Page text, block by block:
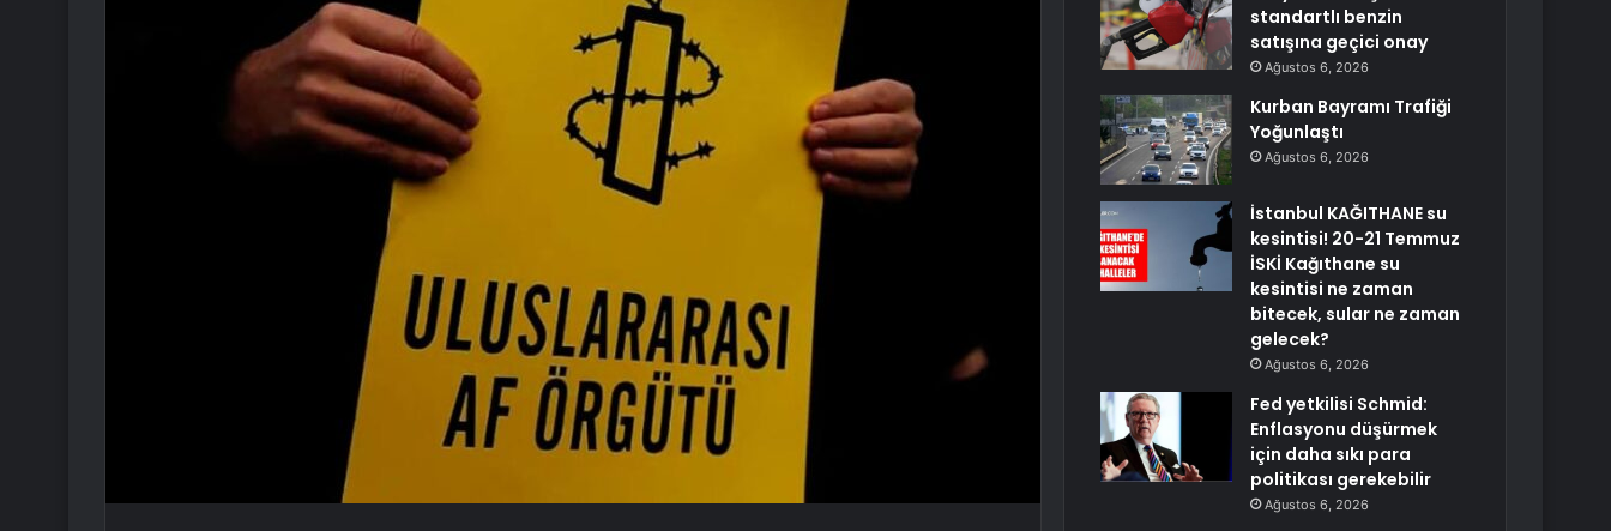
standartlı benzin
satışına geçici onay
Ağustos 6, 2026
Kurban Bayramı Trafiği
Yoğunlaştı
Ağustos 6, 2026
İstanbul KAĞITHANE su
kesintisi! 20-21 Temmuz
İSKİ Kağıthane su
kesintisi ne zaman
bitecek, sular ne zaman
gelecek?
Ağustos 6, 2026
Fed yetkilisi Schmid:
Enflasyonu düşürmek
için daha sıkı para
politikası gerekebilir
Ağustos 6, 2026